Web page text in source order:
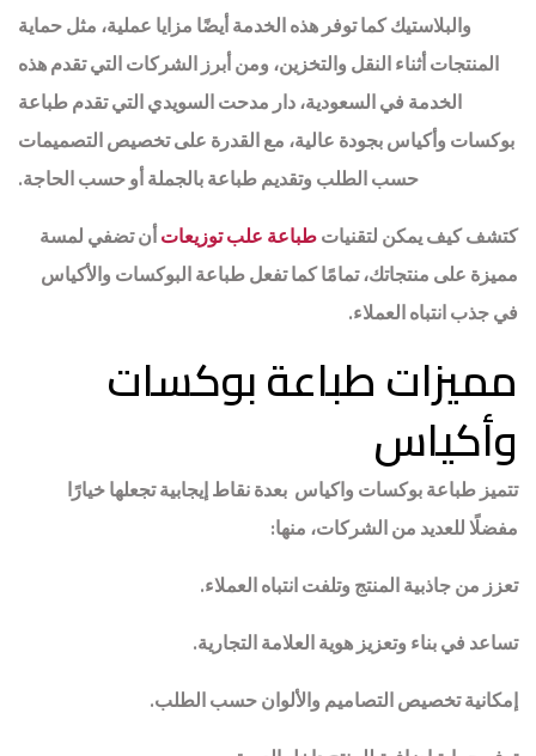
والبلاستيك كما توفر هذه الخدمة أيضًا مزايا عملية، مثل حماية
المنتجات أثناء النقل والتخزين، ومن أبرز الشركات التي تقدم هذه
الخدمة في السعودية، دار مدحت السويدي التي تقدم طباعة
بوكسات وأكياس بجودة عالية، مع القدرة على تخصيص التصميمات
حسب الطلب وتقديم طباعة بالجملة أو حسب الحاجة.
كتشف كيف يمكن لتقنيات طباعة علب توزيعات أن تضفي لمسة
مميزة على منتجاتك، تمامًا كما تفعل طباعة البوكسات والأكياس
في جذب انتباه العملاء.
مميزات طباعة بوكسات
وأكياس
تتميز طباعة بوكسات واكياس بعدة نقاط إيجابية تجعلها خيارًا
مفضلًا للعديد من الشركات، منها:
تعزز من جاذبية المنتج وتلفت انتباه العملاء.
تساعد في بناء وتعزيز هوية العلامة التجارية.
إمكانية تخصيص التصاميم والألوان حسب الطلب.